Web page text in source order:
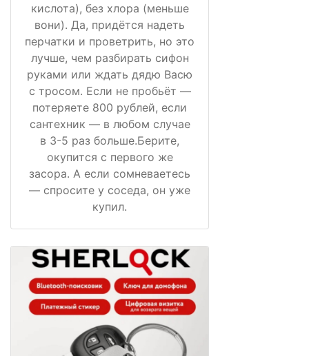
кислота), без хлора (меньше
вони). Да, придётся надеть
перчатки и проветрить, но это
лучше, чем разбирать сифон
руками или ждать дядю Васю
с тросом. Если не пробьёт —
потеряете 800 рублей, если
сантехник — в любом случае
в 3-5 раз больше.Берите,
окупится с первого же
засора. А если сомневаетесь
— спросите у соседа, он уже
купил.